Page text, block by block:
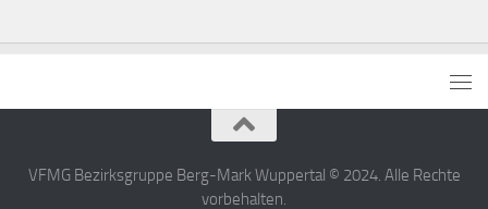
VFMG Bezirksgruppe Berg-Mark Wuppertal © 2024. Alle Rechte
vorbehalten.